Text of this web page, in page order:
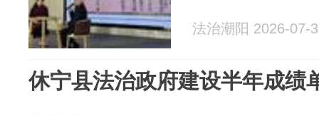
法治潮阳 2026-07-
休宁县法治政府建设半年成绩